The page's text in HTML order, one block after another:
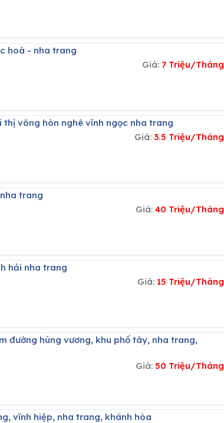
hoà - nha trang
Giá: 7 Triệu/Tháng
thị võng hòn nghê vĩnh ngọc nha trang
Giá:3.5 Triệu/Tháng
trang
Giá:40 Triệu/Tháng
hải nha trang
Giá: 15 Triệu/Tháng
Giá:50 Triệu/Tháng
vĩnh hiệp, nha trang, khánh hòa